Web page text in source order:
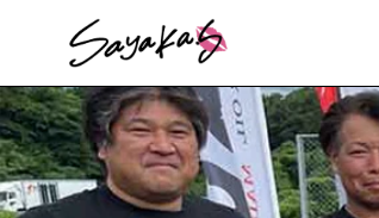
プ
し
て
コ
ン